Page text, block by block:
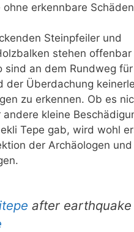
ohne erkennbare
Steinpfeiler und
stehen offenbar
sind an dem Rundweg
der Überdachung
zu erkennen. Ob es
kleine
Tepe gab, wird wohl
der Archäologen
after earthquake